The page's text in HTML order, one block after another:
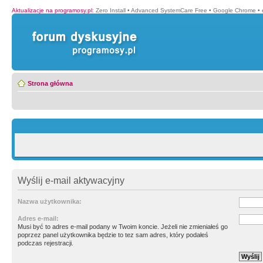
Aktualizacje na programosy.pl: Zero Install • Advanced SystemCare Free • Google Chrome •
Strona główna
Wyślij e-mail aktywacyjny
Nazwa użytkownika:
Adres e-mail:
Musi być to adres e-mail podany w Twoim koncie. Jeżeli nie zmieniałeś go
poprzez panel użytkownika będzie to tez sam adres, który podałeś
podczas rejestracji.